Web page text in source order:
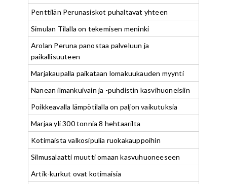
Penttilän Perunasiskot puhaltavat yhteen
Simulan Tilalla on tekemisen meninki
Arolan Peruna panostaa palveluun ja
paikallisuuteen
Marjakaupalla paikataan lomakuukauden myynti
Nanean ilmankuivain ja -puhdistin kasvihuoneisiin
Poikkeavalla lämpötilalla on paljon vaikutuksia
Marjaa yli 300 tonnia 8 hehtaarilta
Kotimaista valkosipulia ruokakauppoihin
Silmusalaatti muutti omaan kasvuhuoneeseen
Artik-kurkut ovat kotimaisia